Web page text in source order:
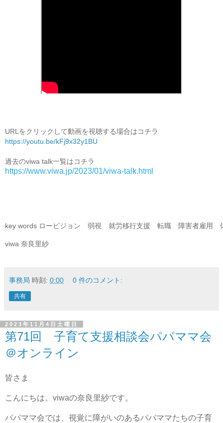
https://youtu.be/kFj9x32y1BU
https://www.viwa.jp/2023/01/viwa-talk.html
key words ロービジョン　弱視　就労移行支援　転職　障害者雇用　
viwa 奈良里紗
事務局 時刻: 0:00 0 件のコメント:
共有
2023年11月4日土曜日
第71回 子育て支援相談会パパママ会
＠オンライン
皆さま
こんにちは。viwaの奈良里紗です。
パパママ会では、視覚に障がいのあるパパママたちの子育